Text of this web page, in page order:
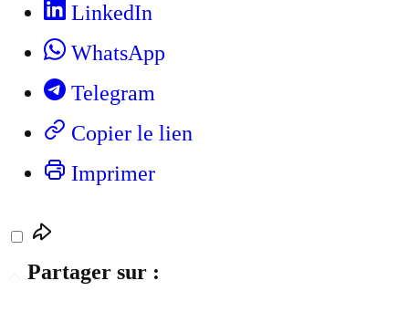
LinkedIn
WhatsApp
Telegram
Copier le lien
Imprimer
Partager sur :